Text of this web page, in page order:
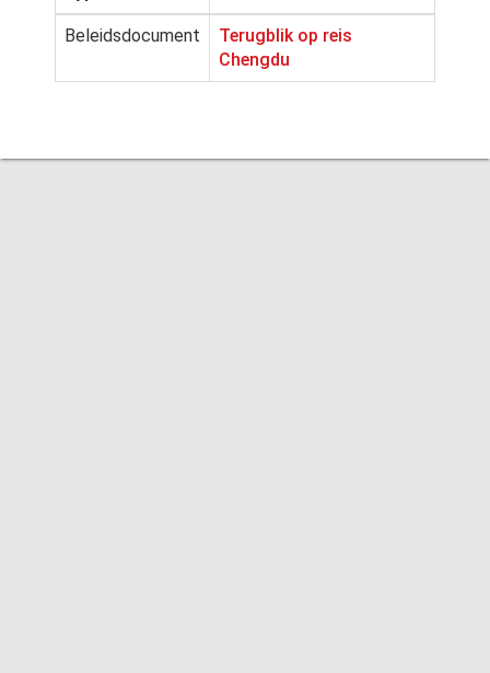
Beleidsdocument
Terugblik op reis
Chengdu